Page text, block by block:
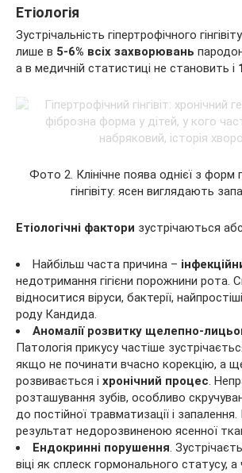
Етіологія
Зустрічальність гіпертрофічного
лише в 5-6% всіх захворювань
а в медичній статистиці не становить і
Фото 2. Клінічне поява однієї з форм
гінгівіту: ясен виглядають
Етіологічні фактори зустрічаються
Найбільш часта причина –
недотримання гігієни порожнини
відноситися віруси, бактерії,
роду Кандида.
Аномалії розвитку щелепно-
Патологія прикусу частіше
якщо не починати вчасно корекцію, а
розвивається і хронічний процес.
розташування зубів, особливо
до постійної травматизації і
результат недорозвиненою ясенної
Ендокринні порушення.
віці як сплеск гормонального статусу, а